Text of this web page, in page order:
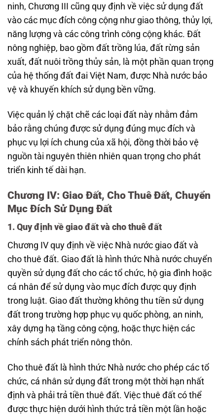
ninh, Chương III cũng quy định về việc sử dụng đất
vào các mục đích công cộng như giao thông, thủy lợi,
năng lượng và các công trình công cộng khác. Đất
nông nghiệp, bao gồm đất trồng lúa, đất rừng sản
xuất, đất nuôi trồng thủy sản, là một phần quan trọng
của hệ thống đất đai Việt Nam, được Nhà nước bảo
vệ và khuyến khích sử dụng bền vững.
Việc quản lý chặt chẽ các loại đất này nhằm đảm
bảo rằng chúng được sử dụng đúng mục đích và
phục vụ lợi ích chung của xã hội, đồng thời bảo vệ
nguồn tài nguyên thiên nhiên quan trọng cho phát
triển kinh tế dài hạn.
Chương IV: Giao Đất, Cho Thuê Đất, Chuyển
Mục Đích Sử Dụng Đất
1. Quy định về giao đất và cho thuê đất
Chương IV quy định về việc Nhà nước giao đất và
cho thuê đất. Giao đất là hình thức Nhà nước chuyển
quyền sử dụng đất cho các tổ chức, hộ gia đình hoặc
cá nhân để sử dụng vào mục đích được quy định
trong luật. Giao đất thường không thu tiền sử dụng
đất trong trường hợp phục vụ quốc phòng, an ninh,
xây dựng hạ tầng công cộng, hoặc thực hiện các
chính sách phát triển nông thôn.
Cho thuê đất là hình thức Nhà nước cho phép các tổ
chức, cá nhân sử dụng đất trong một thời hạn nhất
định và phải trả tiền thuê đất. Việc thuê đất có thể
được thực hiện dưới hình thức trả tiền một lần hoặc